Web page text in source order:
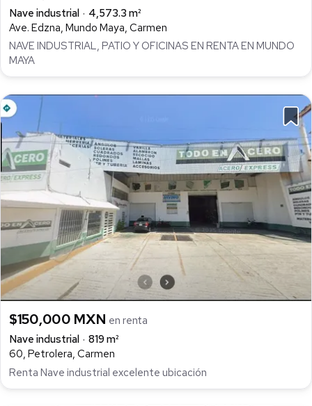
Nave industrial
4,573.3 m²
Ave. Edzna, Mundo Maya, Carmen
NAVE INDUSTRIAL, PATIO Y OFICINAS EN RENTA EN MUNDO
MAYA
$150,000 MXN en renta
Nave industrial
819 m²
60, Petrolera, Carmen
Renta Nave industrial excelente ubicación